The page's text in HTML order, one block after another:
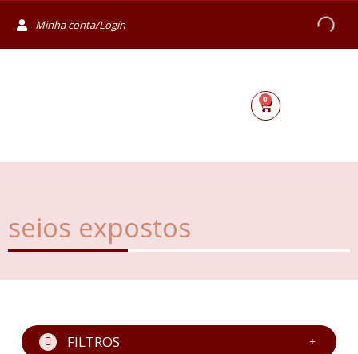
Minha conta/Login
0
seios expostos
FILTROS